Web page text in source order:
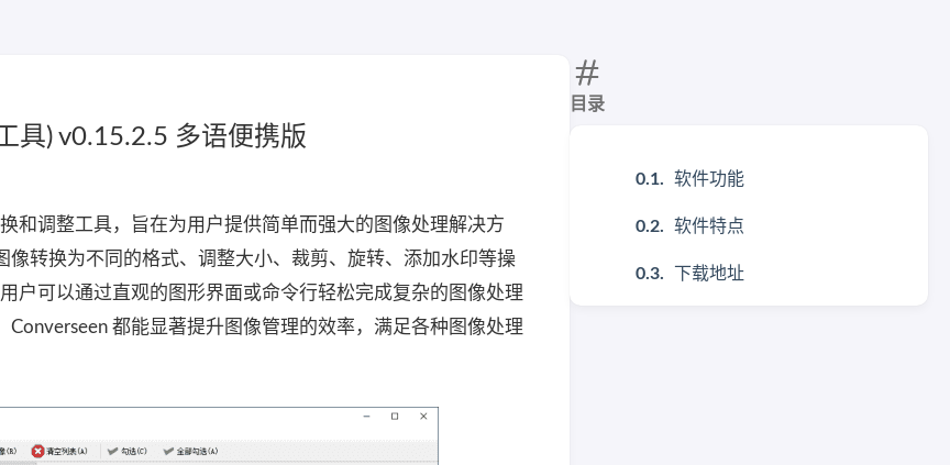
目录
软件功能
软件特点
下载地址
具) v0.15.2.5 多语便携版
和调整工具，旨在为用户提供简单而强大的图像处理解决方
转换为不同的格式、调整大小、裁剪、旋转、添加水印等操
户可以通过直观的图形界面或命令行轻松完成复杂的图像处理
都能显著提升图像管理的效率，满足各种图像处理